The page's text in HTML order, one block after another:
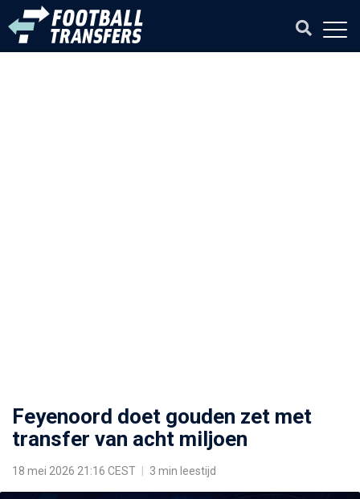
Feyenoord doet gouden zet met
transfer van acht miljoen
18 mei 2026 21:16 CEST 3 min leestijd